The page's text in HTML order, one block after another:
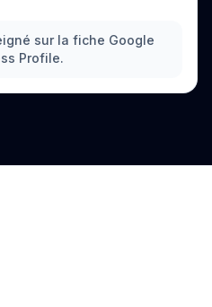
sur la fiche Google
Profile.